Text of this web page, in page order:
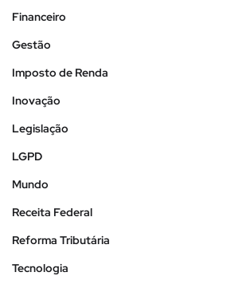
Financeiro
Gestão
Imposto de Renda
Inovação
Legislação
LGPD
Mundo
Receita Federal
Reforma Tributária
Tecnologia